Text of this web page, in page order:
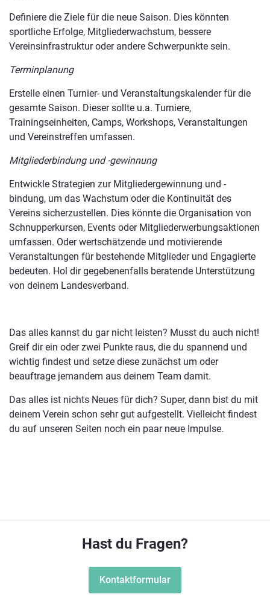
Definiere die Ziele für die neue Saison. Dies könnten
sportliche Erfolge, Mitgliederwachstum, bessere
Vereinsinfrastruktur oder andere Schwerpunkte sein.
Terminplanung
Erstelle einen Turnier- und Veranstaltungskalender für die
gesamte Saison. Dieser sollte u.a. Turniere,
Trainingseinheiten, Camps, Workshops, Veranstaltungen
und Vereinstreffen umfassen.
Mitgliederbindung und -gewinnung
Entwickle Strategien zur Mitgliedergewinnung und -
bindung, um das Wachstum oder die Kontinuität des
Vereins sicherzustellen. Dies könnte die Organisation von
Schnupperkursen, Events oder Mitgliederwerbungsaktionen
umfassen. Oder wertschätzende und motivierende
Veranstaltungen für bestehende Mitglieder und Engagierte
bedeuten. Hol dir gegebenenfalls beratende Unterstützung
von deinem Landesverband.
Das alles kannst du gar nicht leisten? Musst du auch nicht!
Greif dir ein oder zwei Punkte raus, die du spannend und
wichtig findest und setze diese zunächst um oder
beauftrage jemandem aus deinem Team damit.
Das alles ist nichts Neues für dich? Super, dann bist du mit
deinem Verein schon sehr gut aufgestellt. Vielleicht findest
du auf unseren Seiten noch ein paar neue Impulse.
Hast du Fragen?
Kontaktformular